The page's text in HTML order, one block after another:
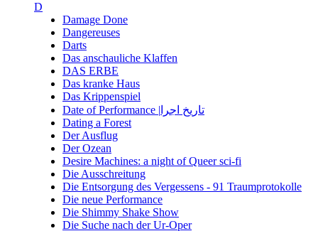
D
Damage Done
Dangereuses
Darts
Das anschauliche Klaffen
DAS ERBE
Das kranke Haus
Das Krippenspiel
Date of Performance |تاریخ اجرا
Dating a Forest
Der Ausflug
Der Ozean
Desire Machines: a night of Queer sci-fi
Die Ausschreitung
Die Entsorgung des Vergessens - 91 Traumprotokolle
Die neue Performance
Die Shimmy Shake Show
Die Suche nach der Ur-Oper